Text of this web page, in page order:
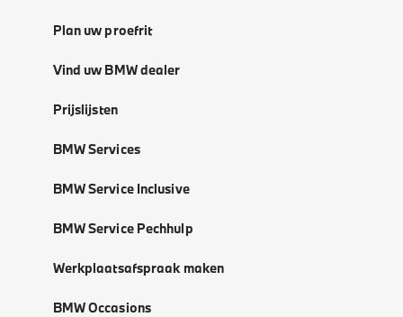
Plan uw proefrit
Vind uw BMW dealer
Prijslijsten
BMW Services
BMW Service Inclusive
BMW Service Pechhulp
Werkplaatsafspraak maken
BMW Occasions